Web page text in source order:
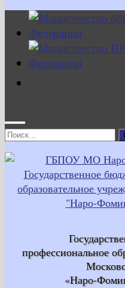
Найти:
профессиональное
«Наро-